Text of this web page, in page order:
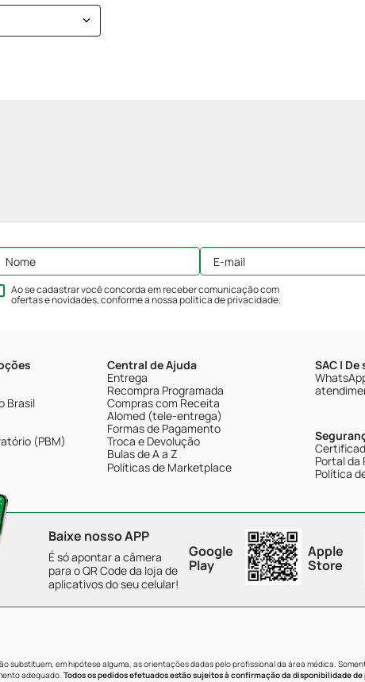
Ao se cadastrar você concorda em receber comunicação com
ofertas e novidades, conforme a nossapolítica de privacidade.
Brasil
(PBM)
Central de Ajuda
Entrega
Recompra Programada
Compras com Receita
Alomed (tele-entrega)
Formas de Pagamento
Troca e Devolução
Bulas de A a Z
Políticas de Marketplace
SAC |
Portal da
Política
Baixe nosso APP
É só apontar a câmera
para o QR Code da loja de
aplicativos do seu celular!
Google
Play
Apple
Store
substituem, em hipótese alguma, as orientações dadas pelo profissional da área médica.
adequado. Todos os pedidos efetuados estão sujeitos à confirmação da disponibilidade